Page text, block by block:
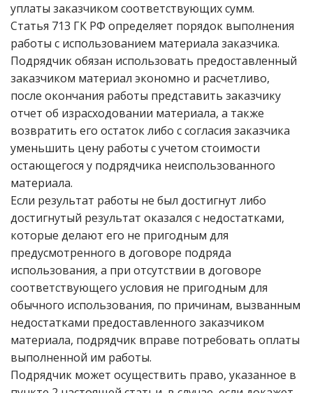
уплаты заказчиком соответствующих сумм.
Статья 713 ГК РФ определяет порядок выполнения
работы с использованием материала заказчика.
Подрядчик обязан использовать предоставленный
заказчиком материал экономно и расчетливо,
после окончания работы представить заказчику
отчет об израсходовании материала, а также
возвратить его остаток либо с согласия заказчика
уменьшить цену работы с учетом стоимости
остающегося у подрядчика неиспользованного
материала.
Если результат работы не был достигнут либо
достигнутый результат оказался с недостатками,
которые делают его не пригодным для
предусмотренного в договоре подряда
использования, а при отсутствии в договоре
соответствующего условия не пригодным для
обычного использования, по причинам, вызванным
недостатками предоставленного заказчиком
материала, подрядчик вправе потребовать оплаты
выполненной им работы.
Подрядчик может осуществить право, указанное в